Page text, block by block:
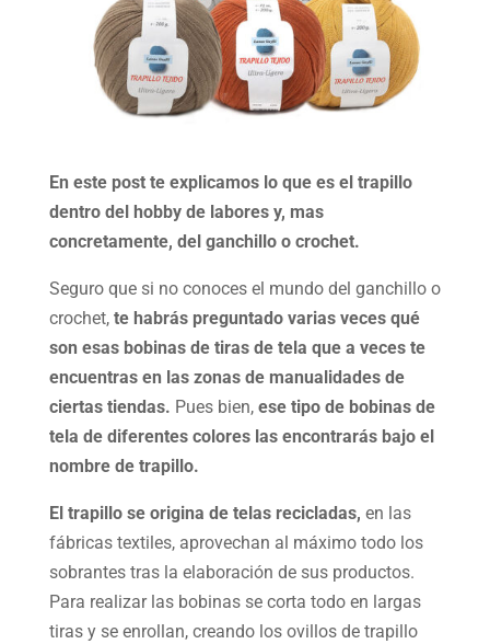
En este post te explicamos lo que es el trapillo
dentro del hobby de labores y, mas
concretamente, del ganchillo o crochet.
Seguro que si no conoces el mundo del ganchillo o
crochet, te habrás preguntado varias veces qué
son esas bobinas de tiras de tela que a veces te
encuentras en las zonas de manualidades de
ciertas tiendas. Pues bien, ese tipo de bobinas de
tela de diferentes colores las encontrarás bajo el
nombre de trapillo.
El trapillo se origina de telas recicladas, en las
fábricas textiles, aprovechan al máximo todo los
sobrantes tras la elaboración de sus productos.
Para realizar las bobinas se corta todo en largas
tiras y se enrollan, creando los ovillos de trapillo